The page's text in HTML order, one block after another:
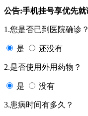
公告:手机挂号享优先
1.您是否已到医院确诊？
是 还没有
2.是否使用外用药物？
是 没有
3.患病时间有多久？